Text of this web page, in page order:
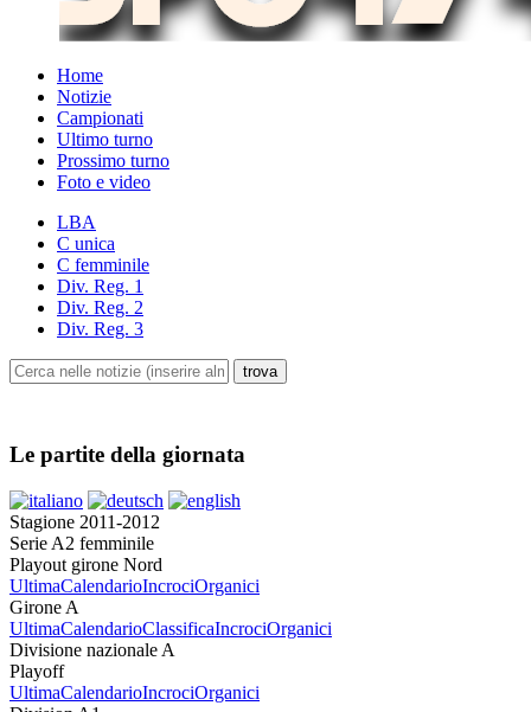
Home
Notizie
Campionati
Ultimo turno
Prossimo turno
Foto e video
LBA
C unica
C femminile
Div. Reg. 1
Div. Reg. 2
Div. Reg. 3
Le partite della giornata
Stagione 2011-2012
Serie A2 femminile
Playout girone Nord
UltimaCalendarioIncrociOrganici
Girone A
UltimaCalendarioClassificaIncrociOrganici
Divisione nazionale A
Playoff
UltimaCalendarioIncrociOrganici